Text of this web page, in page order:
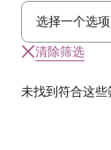
清除筛选
未找到符合这些